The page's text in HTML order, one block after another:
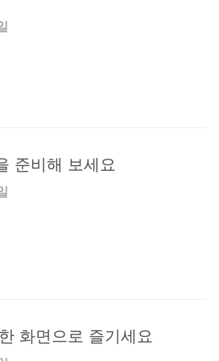
준비해 보세요
화면으로 즐기세요